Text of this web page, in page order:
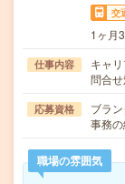
交
1ヶ月
仕事内容
キャ
問合
応募資格
ブラ
事務
職場の雰囲気